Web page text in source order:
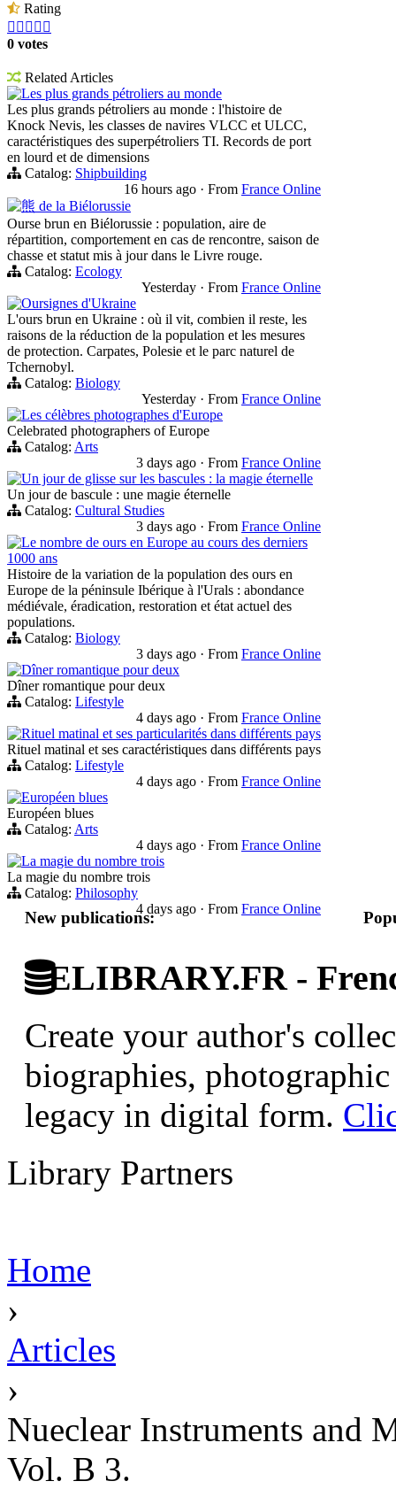
Rating
    
0 votes
Related Articles
Les plus grands pétroliers au monde
Les plus grands pétroliers au monde : l'histoire de
Knock Nevis, les classes de navires VLCC et ULCC,
caractéristiques des superpétroliers TI. Records de port
en lourd et de dimensions
Catalog: Shipbuilding
16 hours ago · From France Online
熊 de la Biélorussie
Ourse brun en Biélorussie : population, aire de
répartition, comportement en cas de rencontre, saison de
chasse et statut mis à jour dans le Livre rouge.
Catalog: Ecology
Yesterday · From France Online
Oursignes d'Ukraine
L'ours brun en Ukraine : où il vit, combien il reste, les
raisons de la réduction de la population et les mesures
de protection. Carpates, Polesie et le parc naturel de
Tchernobyl.
Catalog: Biology
Yesterday · From France Online
Les célèbres photographes d'Europe
Celebrated photographers of Europe
Catalog: Arts
3 days ago · From France Online
Un jour de glisse sur les bascules : la magie éternelle
Un jour de bascule : une magie éternelle
Catalog: Cultural Studies
3 days ago · From France Online
Le nombre de ours en Europe au cours des derniers
1000 ans
Histoire de la variation de la population des ours en
Europe de la péninsule Ibérique à l'Urals : abondance
médiévale, éradication, restoration et état actuel des
populations.
Catalog: Biology
3 days ago · From France Online
Dîner romantique pour deux
Dîner romantique pour deux
Catalog: Lifestyle
4 days ago · From France Online
Rituel matinal et ses particularités dans différents pays
Rituel matinal et ses caractéristiques dans différents pays
Catalog: Lifestyle
4 days ago · From France Online
Européen blues
Européen blues
Catalog: Arts
4 days ago · From France Online
La magie du nombre trois
La magie du nombre trois
Catalog: Philosophy
4 days ago · From France Online
New publications:
ELIBRARY.FR -
Create your author's
biographies,
legacy in digital form.
Library Partners
Home
›
Articles
›
Nueclear Instruments and
Vol. B 3.